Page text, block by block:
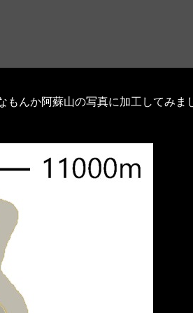
んか阿蘇山の写真に加工してみま